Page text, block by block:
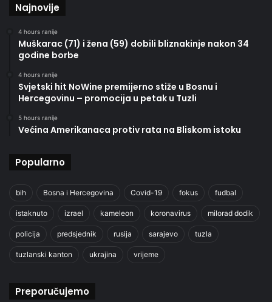
Najnovije
4 hours ranije
Muškarac (71) i žena (59) dobili bliznakinje nakon 34
godine borbe
4 hours ranije
Svjetski hit NoWine premijerno stiže u Bosnu i
Hercegovinu – promocija u petak u Tuzli
5 hours ranije
Većina Amerikanaca protiv rata na Bliskom istoku
Popularno
bih Bosna i Hercegovina Covid-19 fokus fudbal
istaknuto izrael kameleon koronavirus milorad dodik
policija predsjednik rusija sarajevo tuzla
tuzlanski kanton ukrajina vrijeme
Preporučujemo